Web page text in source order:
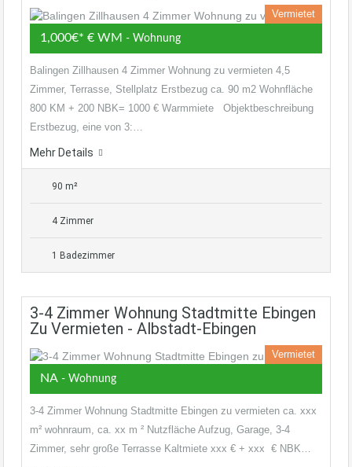
Vermietet
1,000€* € WM - Wohnung
Balingen Zillhausen 4 Zimmer Wohnung zu vermieten 4,5
Zimmer, Terrasse, Stellplatz Erstbezug ca. 90 m2 Wohnfläche
800 KM + 200 NBK= 1000 € Warmmiete Objektbeschreibung
Erstbezug, eine von 3:…
Mehr Details
90 m²
4 Zimmer
1 Badezimmer
3-4 Zimmer Wohnung Stadtmitte Ebingen
Zu Vermieten - Albstadt-Ebingen
Vermietet
NA - Wohnung
3-4 Zimmer Wohnung Stadtmitte Ebingen zu vermieten ca. xxx
m² wohnraum, ca. xx m ² Nutzfläche Aufzug, Garage, 3-4
Zimmer, sehr große Terrasse Kaltmiete xxx € + xxx € NBK…